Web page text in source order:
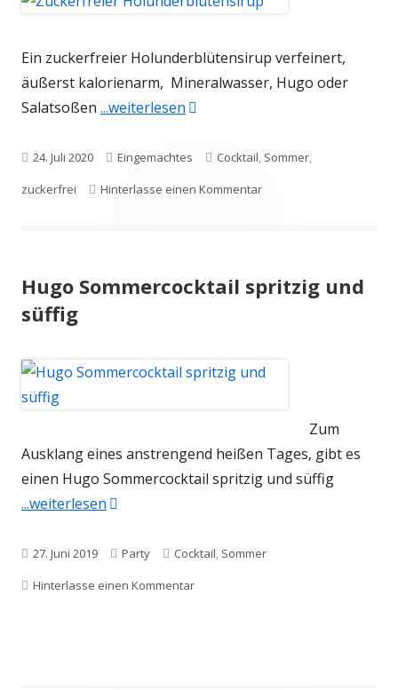
Ein zuckerfreier Holunderblütensirup verfeinert,
äußerst kalorienarm, Mineralwasser, Hugo oder
Salatsoßen ...weiterlesen "Zuckerfreier
Veröffentlicht
am
24. Juli 2020 Kategorien
Eingemachtes Schlagwörter
Cocktail, Sommer,
zuckerfrei
Hinterlasse einen Kommentarzu Zuckerfreier
Hugo Sommercocktail spritzig und
süffig
Zum
Ausklang eines anstrengend heißen Tages, gibt es
einen Hugo Sommercocktail spritzig und süffig
...weiterlesen "Hugo Sommercocktail spritzig und süffig"
Veröffentlicht
am
27. Juni 2019 Kategorien
Party Schlagwörter
Cocktail, Sommer
Hinterlasse einen Kommentarzu Hugo Sommercocktail spritzig und